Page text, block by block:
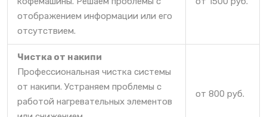
отображением информации или его
отсутствием.
Чистка от накипи
Профессиональная чистка системы
от накипи. Устраняем проблемы с
работой нагревательных элементов
от 800 руб.